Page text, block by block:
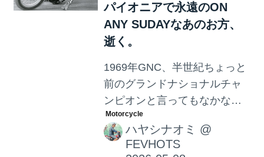
パイオニアで永遠のON
ANY SUDAYなあのお方、
逝く。
1969年GNC、半世紀ちょっと
前のグランドナショナルチャ
ンピオンと言ってもなかなか
ピンとこないかもですが、映
画"ON ANY SUNDAY"でFORD
のVANにハーレーダビッドソ
ハヤシナオミ @
FEVHOTS